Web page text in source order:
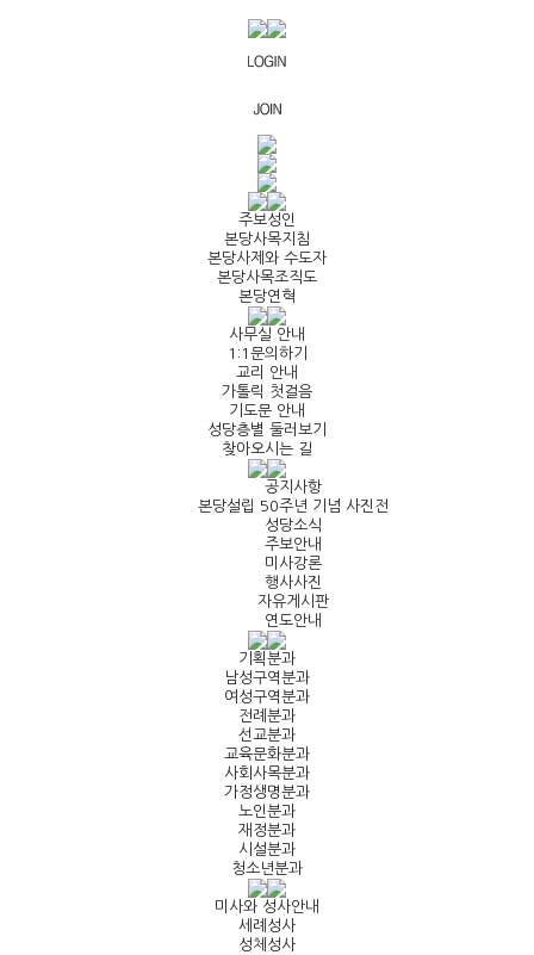
주보성인
본당사목지침
본당사제와 수도자
본당사목조직도
본당연혁
사무실 안내
1:1문의하기
교리 안내
가톨릭 첫걸음
기도문 안내
성당층별 둘러보기
찾아오시는 길
공지사항
본당설립 50주년 기념 사진전
성당소식
주보안내
미사강론
행사사진
자유게시판
연도안내
기획분과
남성구역분과
여성구역분과
전례분과
선교분과
교육문화분과
사회사목분과
가정생명분과
노인분과
재정분과
시설분과
청소년분과
미사와 성사안내
세례성사
성체성사